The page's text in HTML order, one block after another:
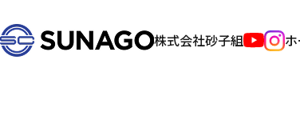
株式会社砂子組